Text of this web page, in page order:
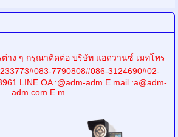
าง ๆ กรุณาติดต่อ บริษัท แอดวานซ์ เมทโทร
7790808#086-3124690#02-
LINE OA :@adm-adm E mail :a@adm-
adm.com E m...